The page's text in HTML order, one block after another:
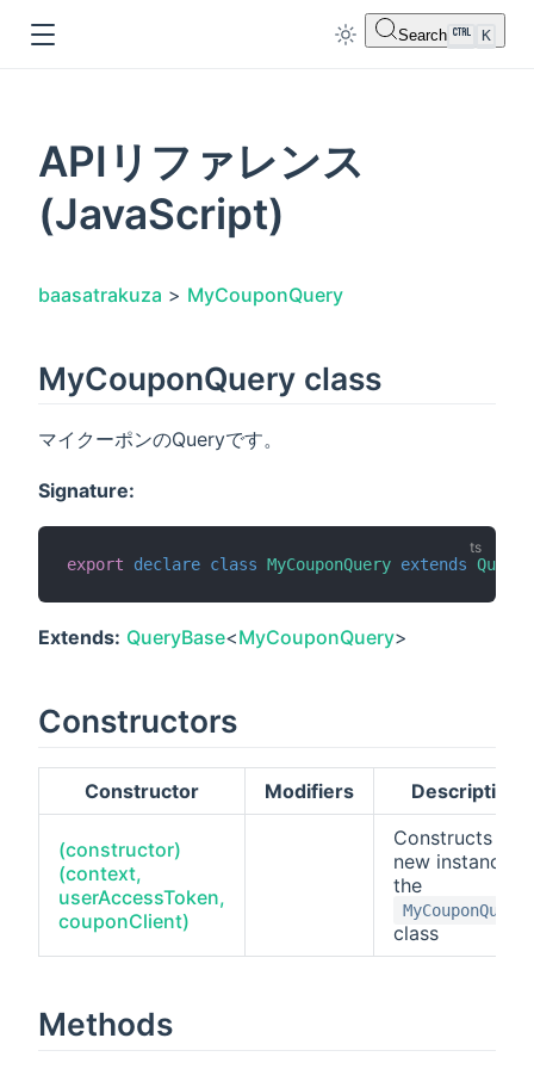
Search K
APIリファレンス
(JavaScript)
baasatrakuza > MyCouponQuery
MyCouponQuery class
マイクーポンのQueryです。
Signature:
export declare class MyCouponQuery extends
Extends: QueryBase<MyCouponQuery>
Constructors
Constructor Modifiers Description
(constructor)
(context,
userAccessToken,
couponClient)
Constructs a
new instance
the
MyCouponQuery
class
Methods